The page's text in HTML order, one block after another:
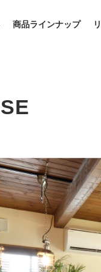
商品ラインナップ